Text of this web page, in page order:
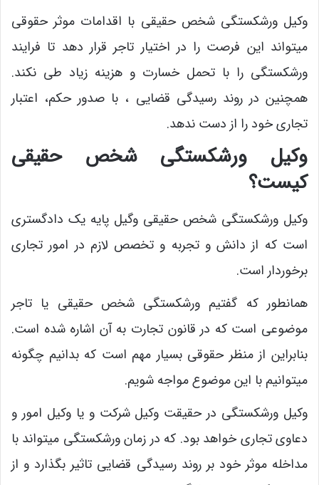
وکیل ورشکستگی شخص حقیقی با اقدامات موثر حقوقی
میتواند این فرصت را در اختیار تاجر قرار دهد تا فرایند
ورشکستگی را با تحمل خسارت و هزینه زیاد طی نکند.
همچنین در روند رسیدگی قضایی ، با صدور حکم، اعتبار
تجاری خود را از دست ندهد.
وکیل ورشکستگی شخص حقیقی
کیست؟
وکیل ورشکستگی شخص حقیقی وگیل پایه یک دادگستری
است که از دانش و تجربه و تخصص لازم در امور تجاری
برخوردار است.
همانطور که گفتیم ورشکستگی شخص حقیقی یا تاجر
موضوعی است که در قانون تجارت به آن اشاره شده است.
بنابراین از منظر حقوقی بسیار مهم است که بدانیم چگونه
میتوانیم با این موضوع مواجه شویم.
وکیل ورشکستگی در حقیقت وکیل شرکت و یا وکیل امور و
دعاوی تجاری خواهد بود. که در زمان ورشکستگی میتواند با
مداخله موثر خود بر روند رسیدگی قضایی تاثیر بگذارد و از